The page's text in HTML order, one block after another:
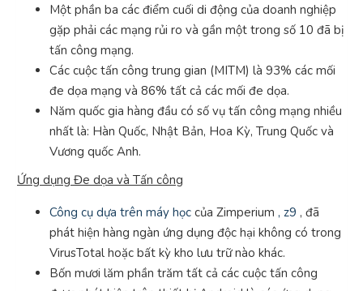
Một phần ba các điểm cuối di động của doanh nghiệp
gặp phải các mạng rủi ro và gần một trong số 10 đã bị
tấn công mạng.
Các cuộc tấn công trung gian (MITM) là 93% các mối
đe dọa mạng và 86% tất cả các mối đe dọa.
Năm quốc gia hàng đầu có số vụ tấn công mạng nhiều
nhất là: Hàn Quốc, Nhật Bản, Hoa Kỳ, Trung Quốc và
Vương quốc Anh.
Ứng dụng Đe dọa và Tấn công
Công cụ dựa trên máy học của Zimperium , z9 , đã
phát hiện hàng ngàn ứng dụng độc hại không có trong
VirusTotal hoặc bất kỳ kho lưu trữ nào khác.
Bốn mươi lăm phần trăm tất cả các cuộc tấn công